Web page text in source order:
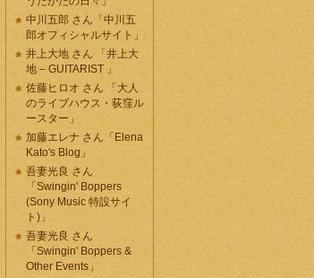
中川五郎 さん「中川五
郎オフィシャルサイト」
井上大地 さん 「井上大
地 – GUITARIST 」
佐藤ヒロオ さん 「大人
のライブハウス・荻窪ル
ースター」
加藤エレナ さん「Elena
Kato's Blog」
吾妻光良 さん
「Swingin' Boppers
(Sony Music 特設サイ
ト)」
吾妻光良 さん
「Swingin' Boppers &
Other Events」